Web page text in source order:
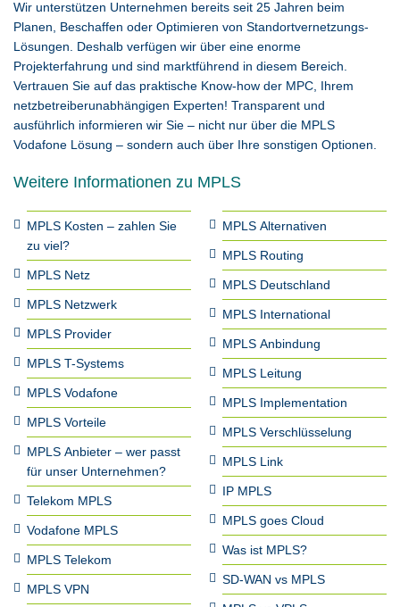
Wir unterstützen Unternehmen bereits seit 25 Jahren beim
Planen, Beschaffen oder Optimieren von Standortvernetzungs-
Lösungen. Deshalb verfügen wir über eine enorme
Projekterfahrung und sind marktführend in diesem Bereich.
Vertrauen Sie auf das praktische Know-how der MPC, Ihrem
netzbetreiberunabhängigen Experten! Transparent und
ausführlich informieren wir Sie – nicht nur über die MPLS
Vodafone Lösung – sondern auch über Ihre sonstigen Optionen.
Weitere Informationen zu MPLS
MPLS Kosten – zahlen Sie
zu viel?
MPLS Netz
MPLS Netzwerk
MPLS Provider
MPLS T-Systems
MPLS Vodafone
MPLS Vorteile
MPLS Anbieter – wer passt
für unser Unternehmen?
Telekom MPLS
Vodafone MPLS
MPLS Telekom
MPLS VPN
MPLS Alternativen
MPLS Routing
MPLS Deutschland
MPLS International
MPLS Anbindung
MPLS Leitung
MPLS Implementation
MPLS Verschlüsselung
MPLS Link
IP MPLS
MPLS goes Cloud
Was ist MPLS?
SD-WAN vs MPLS